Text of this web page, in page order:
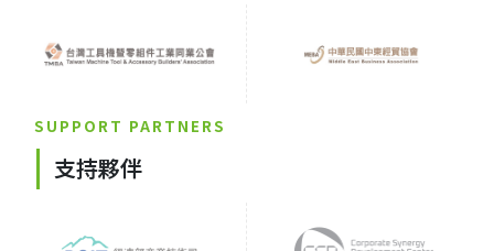
SUPPORT PARTNERS
支持夥伴